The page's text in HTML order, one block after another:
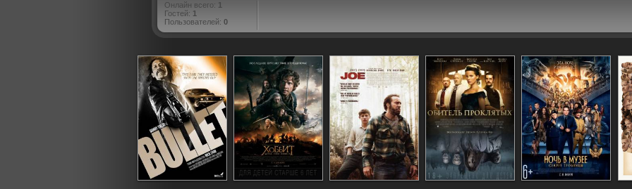
Онлайн всего: 1
Гостей: 1
Пользователей: 0